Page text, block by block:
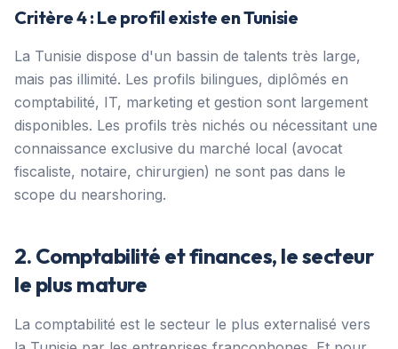
Critère 4 : Le profil existe en Tunisie
La Tunisie dispose d'un bassin de talents très large,
mais pas illimité. Les profils bilingues, diplômés en
comptabilité, IT, marketing et gestion sont largement
disponibles. Les profils très nichés ou nécessitant une
connaissance exclusive du marché local (avocat
fiscaliste, notaire, chirurgien) ne sont pas dans le
scope du nearshoring.
2. Comptabilité et finances, le secteur
le plus mature
La comptabilité est le secteur le plus externalisé vers